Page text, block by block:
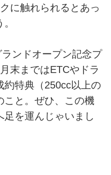
に触れられるとあっ
ンドオープン記念プ
末まではETCやドラ
約特典（250cc以上の
こと。ぜひ、この機
を運んじゃいまし